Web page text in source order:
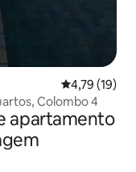
4,79 de uma
4,79 (19)
Colombo 4
apartamento